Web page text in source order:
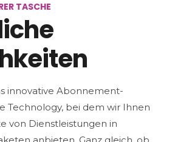
TASCHE
innovative Abonnement-
Technology, bei dem wir Ihnen
von Dienstleistungen in